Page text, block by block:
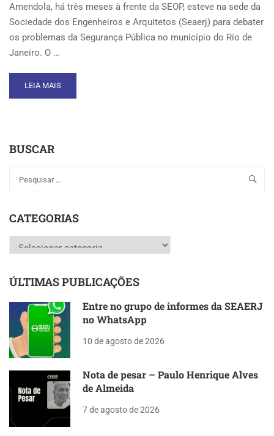
Amendola, há três meses à frente da SEOP, esteve na sede da
Sociedade dos Engenheiros e Arquitetos (Seaerj) para debater
os problemas da Segurança Pública no município do Rio de
Janeiro. O …
READ
MORE
ORDEM
DE
SEGURANÇA
SEAERJ
LEIA MAIS
BUSCAR
CATEGORIAS
Categorias
ÚLTIMAS PUBLICAÇÕES
Entre no grupo de informes da SEAERJ
no WhatsApp
10 de agosto de 2026
Nota de pesar – Paulo Henrique Alves
de Almeida
7 de agosto de 2026